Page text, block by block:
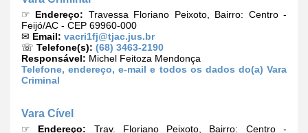
☞ Endereço: Travessa Floriano Peixoto, Bairro: Centro -
Feijó/AC - CEP 69960-000
✉ Email: vacri1fj@tjac.jus.br
☏ Telefone(s): (68) 3463-2190
Responsável: Michel Feitoza Mendonça
Telefone, endereço, e-mail e todos os dados do(a) Vara
Criminal
Vara Cível
☞ Endereço: Trav. Floriano Peixoto, Bairro: Centro -